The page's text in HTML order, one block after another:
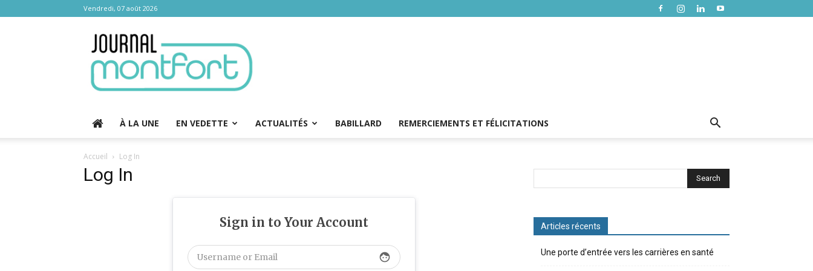
Vendredi, 07 août 2026
Montfort
À LA UNE EN VEDETTE ACTUALITÉS BABILLARD REMERCIEMENTS ET FÉLICITATIONS
Accueil Log In
Log In
Sign in to Your Account
face
Articles récents
Une porte d’entrée vers les carrières en santé